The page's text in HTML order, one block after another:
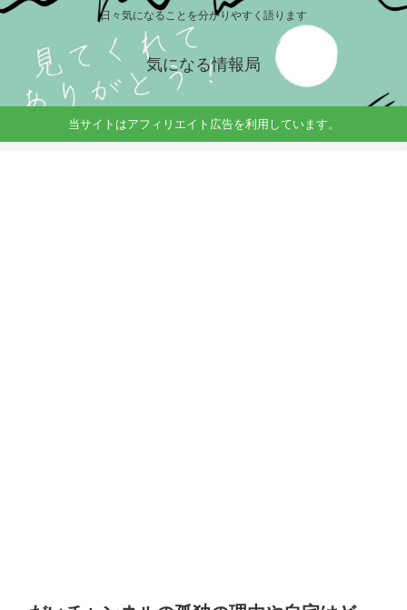
日々気になることを分かりやすく語ります
気になる情報局
当サイトはアフィリエイト広告を利用しています。